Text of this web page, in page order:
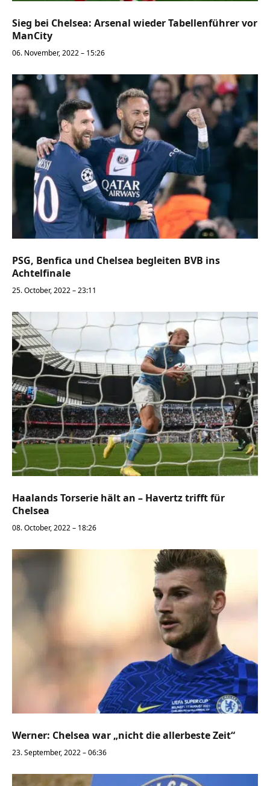
Sieg bei Chelsea: Arsenal wieder Tabellenführer vor
ManCity
06. November, 2022 – 15:26
PSG, Benfica und Chelsea begleiten BVB ins
Achtelfinale
25. October, 2022 – 23:11
Haalands Torserie hält an – Havertz trifft für
Chelsea
08. October, 2022 – 18:26
Werner: Chelsea war „nicht die allerbeste Zeit“
23. September, 2022 – 06:36